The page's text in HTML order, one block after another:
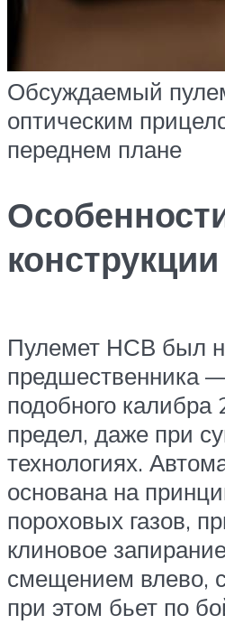
Обсуждаемый
оптическим
переднем плане
конструкции
Пулемет НСВ был
предшественника
подобного калибра
предел, даже при
технологиях.
основана на
пороховых газов,
клиновое
смещением влево,
при этом бьет по